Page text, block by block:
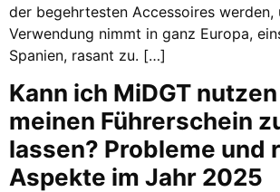
der begehrtesten Accessoires werden,
Verwendung nimmt in ganz Europa,
Spanien, rasant zu. […]
Kann ich MiDGT
meinen Führerschein
lassen? Probleme und
Aspekte im Jahr 2025